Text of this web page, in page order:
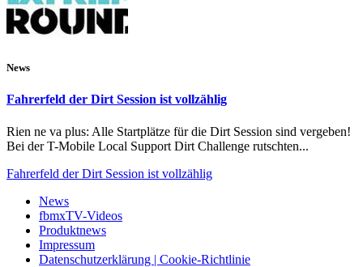
News
Fahrerfeld der Dirt Session ist vollzählig
Rien ne va plus: Alle Startplätze für die Dirt Session sind vergeben!
Bei der T-Mobile Local Support Dirt Challenge rutschten...
Fahrerfeld der Dirt Session ist vollzählig
News
fbmxTV-Videos
Produktnews
Impressum
Datenschutzerklärung | Cookie-Richtlinie